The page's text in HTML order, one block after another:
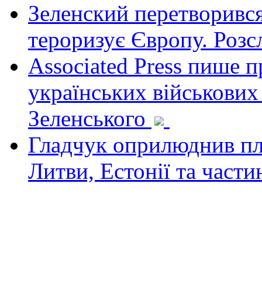
Зеленский
тероризує Європу.
Associated Press пише
українських
Зеленського
Гладчук оприлюднив
Литви, Естонії та